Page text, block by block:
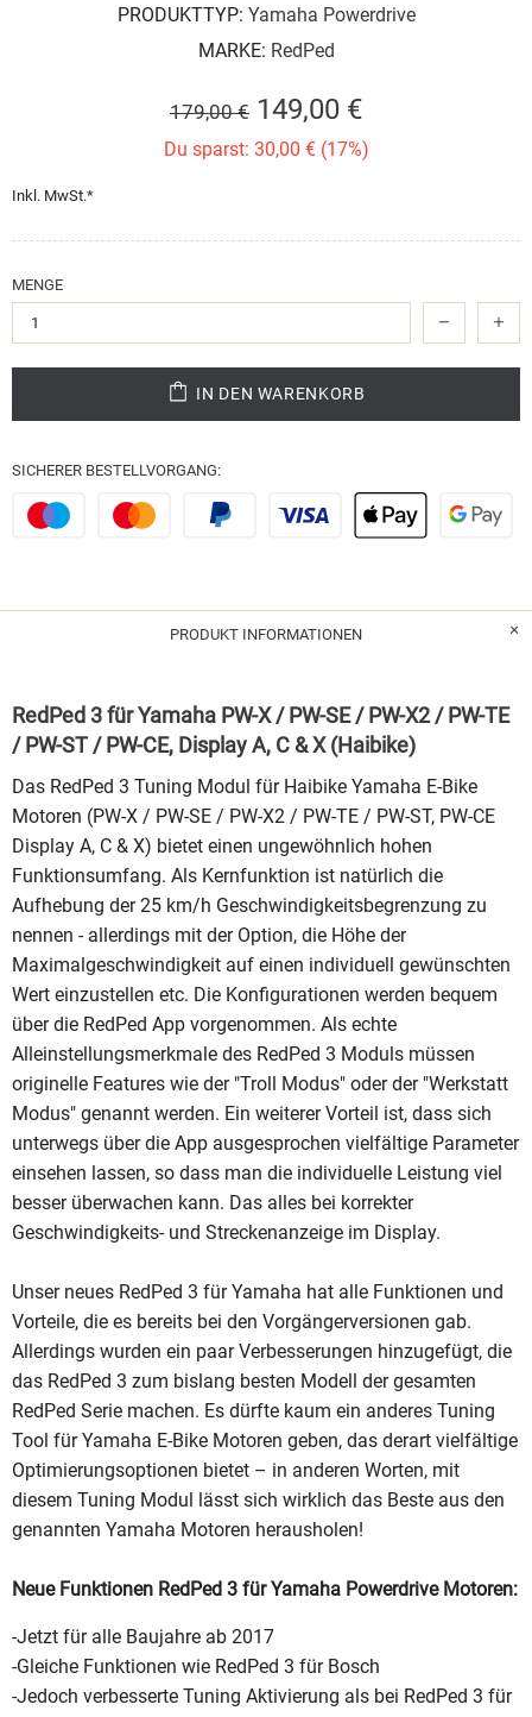
PRODUKTTYP: Yamaha Powerdrive
MARKE: RedPed
179,00 € 149,00 €
Du sparst: 30,00 € (17%)
Inkl. MwSt.*
MENGE
IN DEN WARENKORB
SICHERER BESTELLVORGANG:
PRODUKT INFORMATIONEN
RedPed 3 für Yamaha PW-X / PW-SE / PW-X2 / PW-TE
/ PW-ST / PW-CE, Display A, C & X (Haibike)
Das RedPed 3 Tuning Modul für Haibike Yamaha E-Bike
Motoren (PW-X / PW-SE / PW-X2 / PW-TE / PW-ST, PW-CE
Display A, C & X) bietet einen ungewöhnlich hohen
Funktionsumfang. Als Kernfunktion ist natürlich die
Aufhebung der 25 km/h Geschwindigkeitsbegrenzung zu
nennen - allerdings mit der Option, die Höhe der
Maximalgeschwindigkeit auf einen individuell gewünschten
Wert einzustellen etc. Die Konfigurationen werden bequem
über die RedPed App vorgenommen. Als echte
Alleinstellungsmerkmale des RedPed 3 Moduls müssen
originelle Features wie der "Troll Modus" oder der "Werkstatt
Modus" genannt werden. Ein weiterer Vorteil ist, dass sich
unterwegs über die App ausgesprochen vielfältige Parameter
einsehen lassen, so dass man die individuelle Leistung viel
besser überwachen kann. Das alles bei korrekter
Geschwindigkeits- und Streckenanzeige im Display.
Unser neues RedPed 3 für Yamaha hat alle Funktionen und
Vorteile, die es bereits bei den Vorgängerversionen gab.
Allerdings wurden ein paar Verbesserungen hinzugefügt, die
das RedPed 3 zum bislang besten Modell der gesamten
RedPed Serie machen. Es dürfte kaum ein anderes Tuning
Tool für Yamaha E-Bike Motoren geben, das derart vielfältige
Optimierungsoptionen bietet – in anderen Worten, mit
diesem Tuning Modul lässt sich wirklich das Beste aus den
genannten Yamaha Motoren herausholen!
Neue Funktionen RedPed 3 für Yamaha Powerdrive Motoren:
-Jetzt für alle Baujahre ab 2017
-Gleiche Funktionen wie RedPed 3 für Bosch
-Jedoch verbesserte Tuning Aktivierung als bei RedPed 3 für